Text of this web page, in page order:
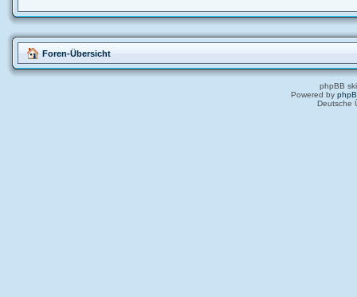
Foren-Übersicht
phpBB
Powered by
Deutsche